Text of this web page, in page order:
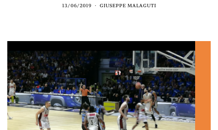
13/06/2019 GIUSEPPE MALAGUTI